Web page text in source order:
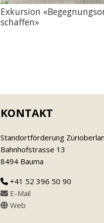
Exkursion
schaffen»
KONTAKT
Standortförderung
Bahnhofstrasse 13
8494 Bauma
+41 52 396 50 90
E-Mail
Web